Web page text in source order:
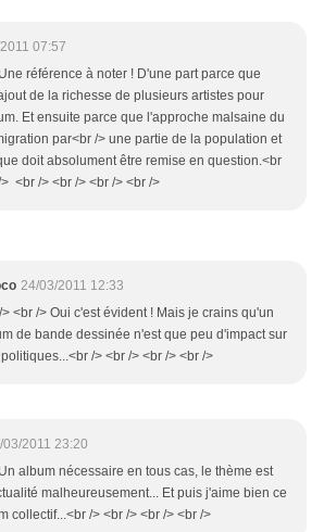
07:57
référence à noter ! D'une part parce que
de la richesse de plusieurs artistes pour
Et ensuite parce que l'approche malsaine du
par<br /> une partie de la population et
doit absolument être remise en question.<br
<br /> <br /> <br /> <br />
24/03/2011 12:33
<br /> Oui c'est évident ! Mais je crains qu'un
de bande dessinée n'est que peu d'impact sur
/> <br /> <br /> <br />
03/2011 23:20
album nécessaire en tous cas, le thème est
malheureusement... Et puis j'aime bien ce
collectif...<br /> <br /> <br /> <br />